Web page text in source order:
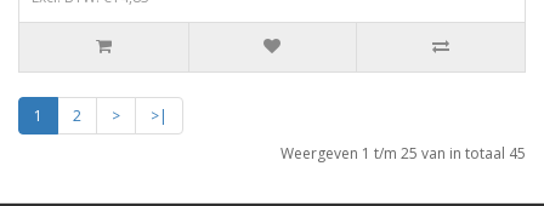
1 2 >
>|
Weergeven 1 t/m 25 van in totaal 45